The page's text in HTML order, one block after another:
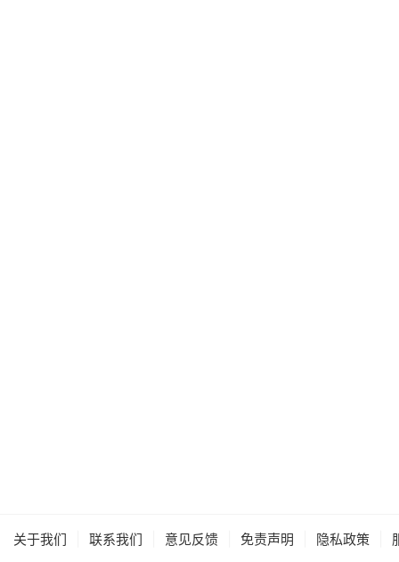
关于我们 联系我们 意见反馈 免责声明 隐私政策